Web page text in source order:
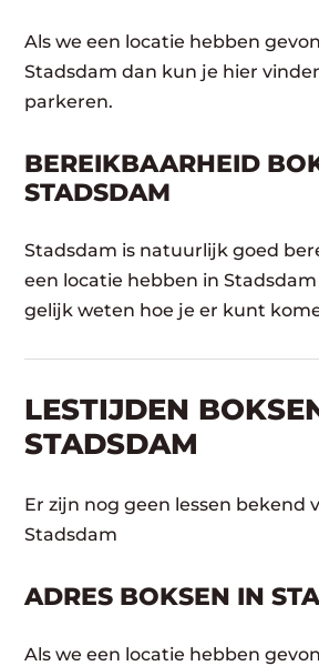
Als we een locatie hebben
Stadsdam dan kun je hier
parkeren.
BEREIKBAARHEID
STADSDAM
Stadsdam is natuurlijk goed
een locatie hebben in
gelijk weten hoe je er kunt
LESTIJDEN
STADSDAM
Er zijn nog geen lessen bekend
Stadsdam
ADRES BOKSEN IN
Als we een locatie hebben